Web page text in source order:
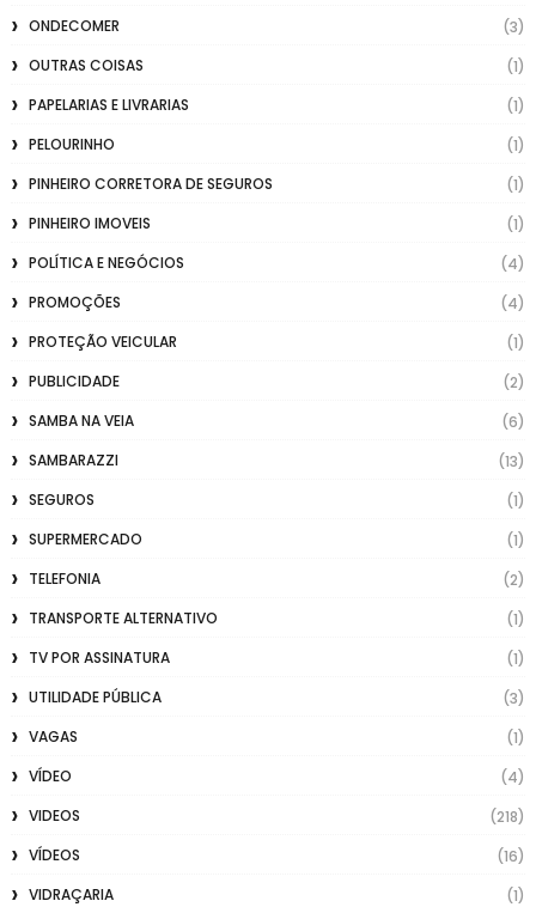
ONDECOMER
(3)
OUTRAS COISAS
(1)
PAPELARIAS E LIVRARIAS
(1)
PELOURINHO
(1)
PINHEIRO CORRETORA DE SEGUROS
(1)
PINHEIRO IMOVEIS
(1)
POLÍTICA E NEGÓCIOS
(4)
PROMOÇÕES
(4)
PROTEÇÃO VEICULAR
(1)
PUBLICIDADE
(2)
SAMBA NA VEIA
(6)
SAMBARAZZI
(13)
SEGUROS
(1)
SUPERMERCADO
(1)
TELEFONIA
(2)
TRANSPORTE ALTERNATIVO
(1)
TV POR ASSINATURA
(1)
UTILIDADE PÚBLICA
(3)
VAGAS
(1)
VÍDEO
(4)
VIDEOS
(218)
VÍDEOS
(16)
VIDRAÇARIA
(1)